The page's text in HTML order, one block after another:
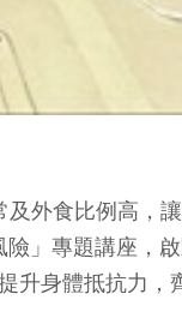
外食比例高，
」專題講座，
升身體抵抗力，